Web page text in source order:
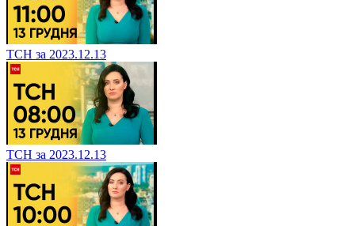
ТСН за 2023.12.13
ТСН за 2023.12.13